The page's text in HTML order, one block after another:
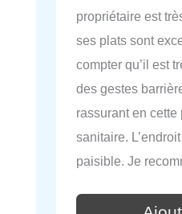
propriétaire est
ses plats sont
compter qu’il est
des gestes
rassurant en
sanitaire.
paisible. Je